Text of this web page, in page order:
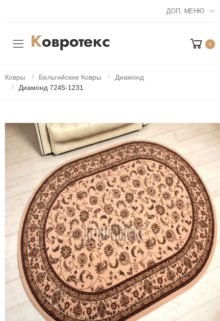
ДОП. МЕНЮ
Мобильное меню 0
Ковры Бельгийские Ковры
Диамонд
Диамонд 7245-1231